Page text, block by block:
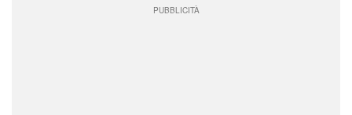
PUBBLICITÀ